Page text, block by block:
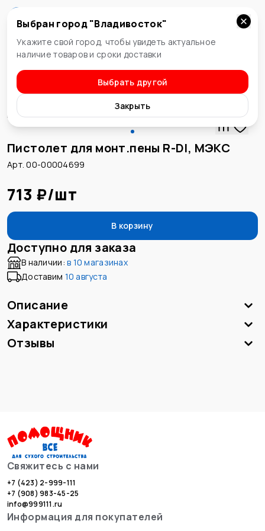
Владивосток
Выбран город "Владивосток"
Укажите свой город, чтобы увидеть актуальное
наличие товаров и сроки доставки
Выбрать другой
Закрыть
Пистолеты для монтажной пены
Пистолет для монт.пены R-DI, МЭКС
Арт. 00-00004699
713 ₽/шт
В корзину
Доступно для заказа
В наличии: в 10 магазинах
Доставим 10 августа
Описание
Характеристики
Отзывы
Свяжитесь с нами
+7 (423) 2-999-111
+7 (908) 983-45-25
info@999111.ru
Информация для покупателей